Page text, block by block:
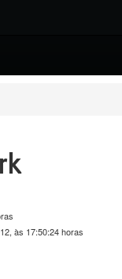
às 17:50:24 horas